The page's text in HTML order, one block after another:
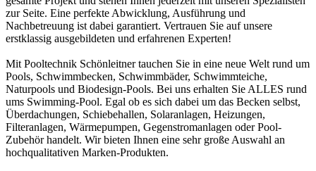
zur Seite. Eine perfekte Abwicklung, Ausführung und
Nachbetreuung ist dabei garantiert. Vertrauen Sie auf unsere
erstklassig ausgebildeten und erfahrenen Experten!
Mit Pooltechnik Schönleitner tauchen Sie in eine neue Welt rund um
Pools, Schwimmbecken, Schwimmbäder, Schwimmteiche,
Naturpools und Biodesign-Pools. Bei uns erhalten Sie ALLES rund
ums Swimming-Pool. Egal ob es sich dabei um das Becken selbst,
Überdachungen, Schiebehallen, Solaranlagen, Heizungen,
Filteranlagen, Wärmepumpen, Gegenstromanlagen oder Pool-
Zubehör handelt. Wir bieten Ihnen eine sehr große Auswahl an
hochqualitativen Marken-Produkten.